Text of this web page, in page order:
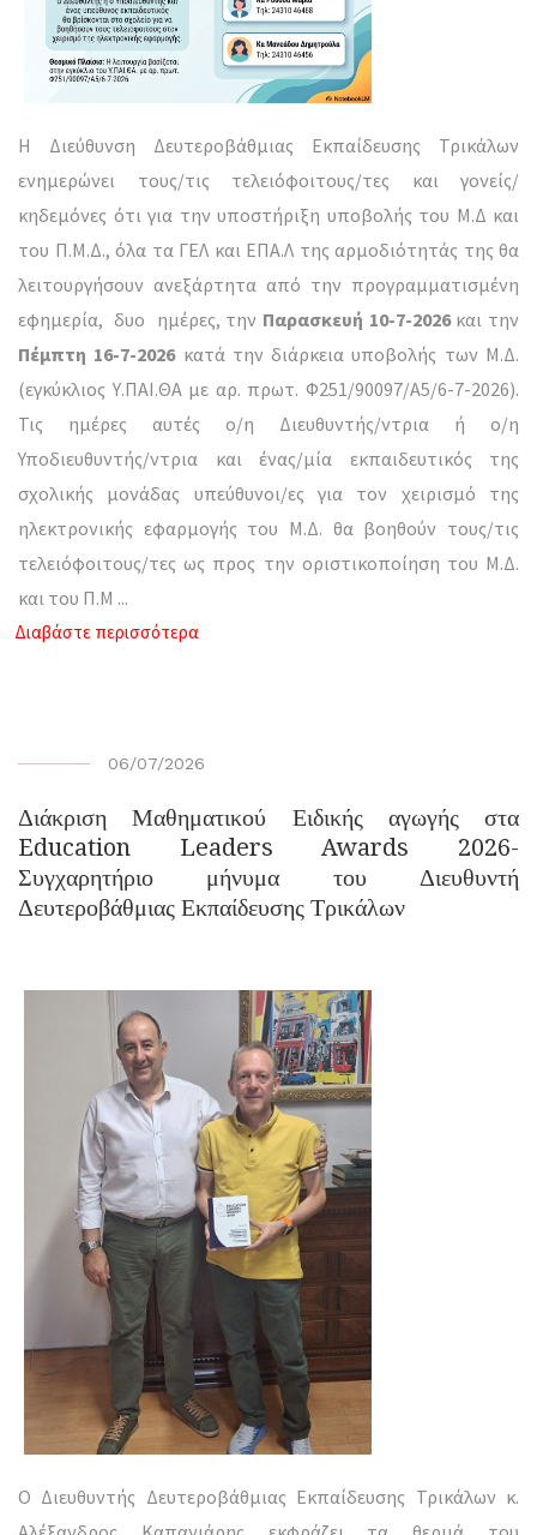
Η Διεύθυνση Δευτεροβάθμιας Εκπαίδευσης Τρικάλων
ενημερώνει τους/τις τελειόφοιτους/τες και γονείς/
κηδεμόνες ότι για την υποστήριξη υποβολής του Μ.Δ και
του Π.Μ.Δ., όλα τα ΓΕΛ και ΕΠΑ.Λ της αρμοδιότητάς της θα
λειτουργήσουν ανεξάρτητα από την προγραμματισμένη
εφημερία, δυο ημέρες, την Παρασκευή 10-7-2026και την
Πέμπτη 16-7-2026κατά την διάρκεια υποβολής των Μ.Δ.
(εγκύκλιος Υ.ΠΑΙ.ΘΑ με αρ. πρωτ. Φ251/90097/Α5/6-7-2026).
Τις ημέρες αυτές ο/η Διευθυντής/ντρια ή ο/η
Υποδιευθυντής/ντρια και ένας/μία εκπαιδευτικός της
σχολικής μονάδας υπεύθυνοι/ες για τον χειρισμό της
ηλεκτρονικής εφαρμογής του Μ.Δ. θα βοηθούν τους/τις
τελειόφοιτους/τες ως προς την οριστικοποίηση του Μ.Δ.
και του Π.Μ ...
Διαβάστε περισσότερα
06/07/2026
Διάκριση Μαθηματικού Ειδικής αγωγής στα
Education Leaders Awards 2026-
Συγχαρητήριο μήνυμα του Διευθυντή
Δευτεροβάθμιας Εκπαίδευσης Τρικάλων
Ο Διευθυντής Δευτεροβάθμιας Εκπαίδευσης Τρικάλων κ.